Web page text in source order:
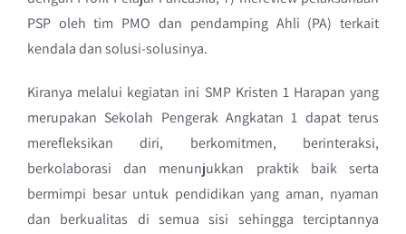
PSP oleh tim PMO dan pendamping Ahli (PA) terkait
kendala dan solusi-solusinya.
Kiranya melalui kegiatan ini SMP Kristen 1 Harapan yang
merupakan Sekolah Pengerak Angkatan 1 dapat terus
merefleksikan diri, berkomitmen, berinteraksi,
berkolaborasi dan menunjukkan praktik baik serta
bermimpi besar untuk pendidikan yang aman, nyaman
dan berkualitas di semua sisi sehingga terciptannya